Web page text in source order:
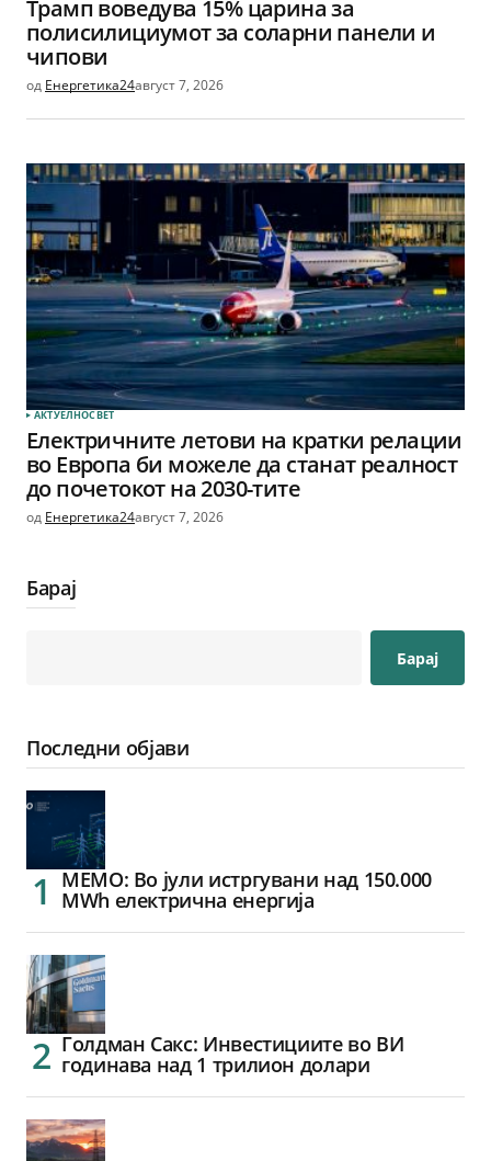
Трамп воведува 15% царина за
полисилициумот за соларни панели и
чипови
од Енергетика24август 7, 2026
АКТУЕЛНОСВЕТ
Електричните летови на кратки релации
во Европа би можеле да станат реалност
до почетокот на 2030-тите
од Енергетика24август 7, 2026
Барај
Барај
Последни објави
МЕМО: Во јули истргувани над 150.000
MWh електрична енергија
Голдман Сакс: Инвестициите во ВИ
годинава над 1 трилион долари